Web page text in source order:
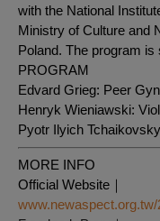
with the National
Ministry of Culture and
Poland. The program is
PROGRAM
Edvard Grieg: Peer
Henryk Wieniawski:
Pyotr Ilyich
MORE INFO
Official Website｜